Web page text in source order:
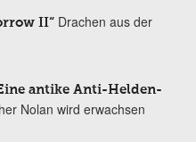
II“ Drachen aus der
antike Anti-Helden-
Nolan wird erwachsen